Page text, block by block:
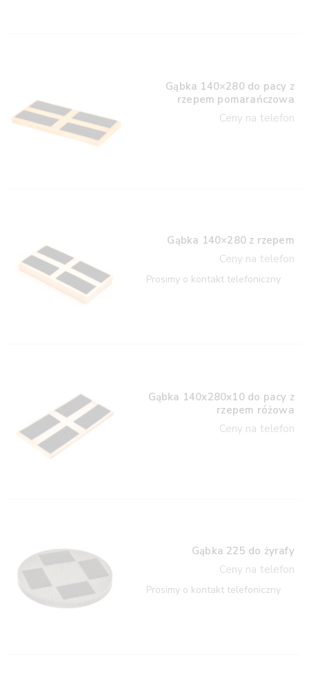
Gąbka 140×280 do pacy z
rzepem pomarańczowa
Ceny na telefon
Gąbka 140×280 z rzepem
Ceny na telefon
Prosimy o kontakt telefoniczny
Gąbka 140x280x10 do pacy z
rzepem różowa
Ceny na telefon
Gąbka 225 do żyrafy
Ceny na telefon
Prosimy o kontakt telefoniczny